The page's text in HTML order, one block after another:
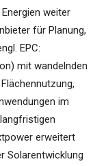
weiter
für Planung,
EPC:
mit wandelnden
im
erweitert
Solarentwicklung